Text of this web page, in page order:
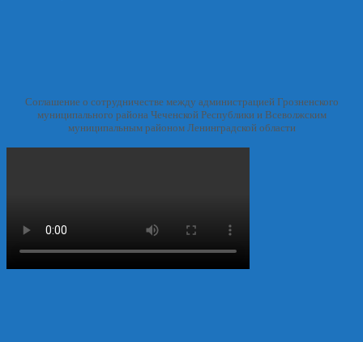
Соглашение о сотрудничестве между администрацией Грозненского
муниципального района Чеченской Республики и Всеволжским
муниципальным районом Ленинградской области